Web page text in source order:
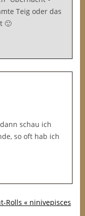
Teig oder das
🙂
schau ich
so oft hab ich
Rolls « ninivepisces